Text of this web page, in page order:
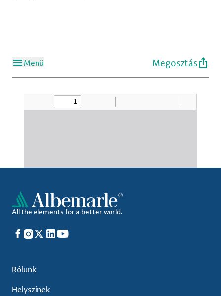
Menü Megosztás
All the elements for a better world.
Facebook
Instagram
X LinkedIn
YouTube
Rólunk
Helyszínek